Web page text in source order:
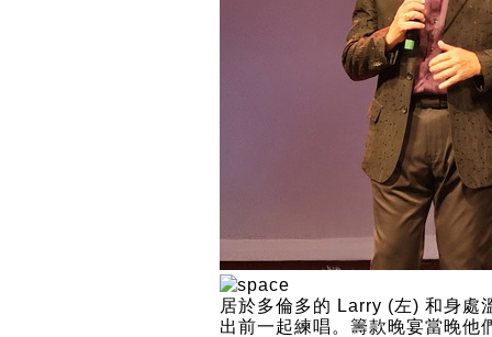
居於多倫多的 Larry (左) 和身處
出前一起練唱。籌款晚宴當晚